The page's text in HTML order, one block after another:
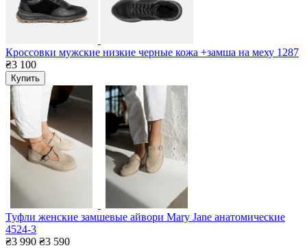
Кроссовки мужские низкие черные кожа +замша на меху 1287
₴3 100
Купить
Туфли женские замшевые айвори Mary Jane анатомические
4524-3
₴3 990 ₴3 590